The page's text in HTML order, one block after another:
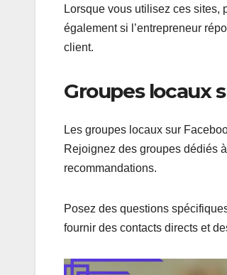
Lorsque vous utilisez ces
également si l’entrepreneur
client.
Groupes locaux
Les groupes locaux sur
Rejoignez des groupes dédiés
recommandations.
Posez des questions
fournir des contacts directs et